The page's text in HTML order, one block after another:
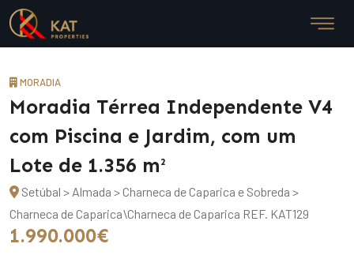
MORADIA
Moradia Térrea Independente V4
com Piscina e Jardim, com um
Lote de 1.356 m²
Setúbal > Almada > Charneca de Caparica e Sobreda >
Charneca de Caparica\Charneca de Caparica REF. KAT129
1.990.000€